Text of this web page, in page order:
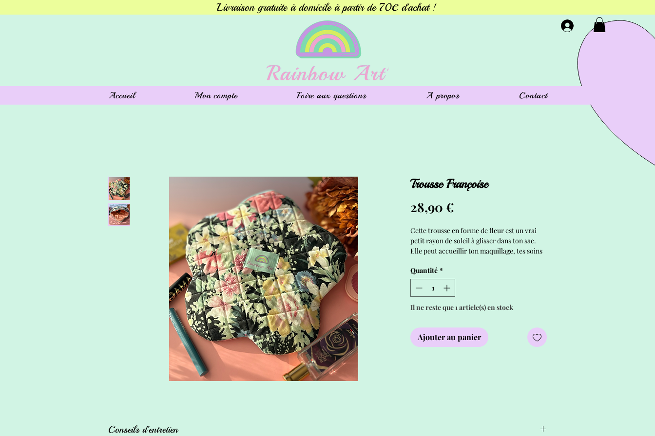
Livraison gratuite à domicile à partir de 70€ d'achat !
Accueil Mon compte Foire aux questions A propos Contact
Trousse Françoise
28,90 €
Cette trousse en forme de fleur est un vrai
petit rayon de soleil à glisser dans ton sac.
Elle peut accueillir ton maquillage, tes soins
Le matelassage lui donne une texture
moelleuse et protège ce que tu y mets avec
style.
Quantité *
Il ne reste que 1 article(s) en stock
Ajouter au panier
Conseils d’entretien